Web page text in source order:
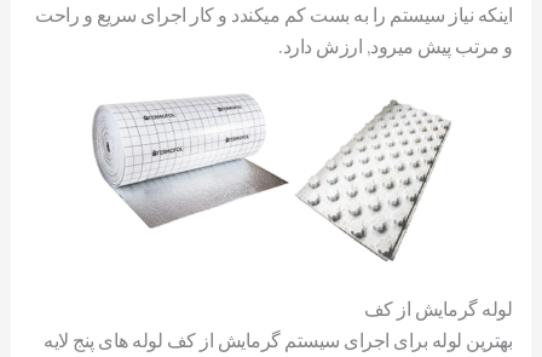
اینکه نیاز سیستم را به بست کم میکندد و کار اجرای سریع و راحت
و مرتب پیش میرود, ارزش دارد.
لوله گرمایش از کف
بهترین لوله برای اجرای سیستم گرمایش از کف لوله های پنج لایه